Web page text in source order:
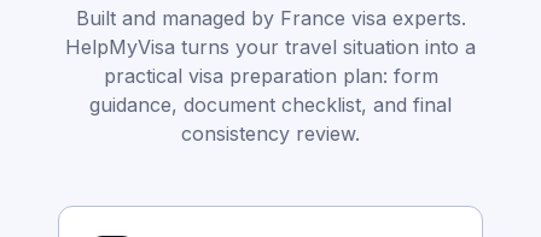
Built and managed by France visa experts.
HelpMyVisa turns your travel situation into a
practical visa preparation plan: form
guidance, document checklist, and final
consistency review.